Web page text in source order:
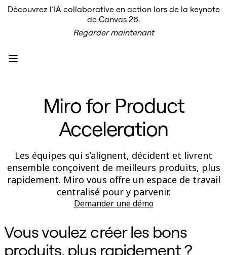
Canevas intelligent
Connecteurs
Serveur MCP
Explorer les playbooks d’IA
Serveur MCP
Plans d’action
Sécurité
Enterprise Guard
Plateforme de développement
Télécharger les applications
Formats
Tableau blanc
Diagrammes
Plannings
Enregistrement
Tables
Documents
Découvrez l’IA collaborative en action lors de la keynote
de Canvas 26.
Regarder maintenant
Miro for Product
Acceleration
Les équipes qui s’alignent, décident et livrent
ensemble conçoivent de meilleurs produits, plus
rapidement. Miro vous offre un espace de travail
centralisé pour y parvenir.
Demander une démo
Vous voulez créer les bons
produits, plus rapidement ?